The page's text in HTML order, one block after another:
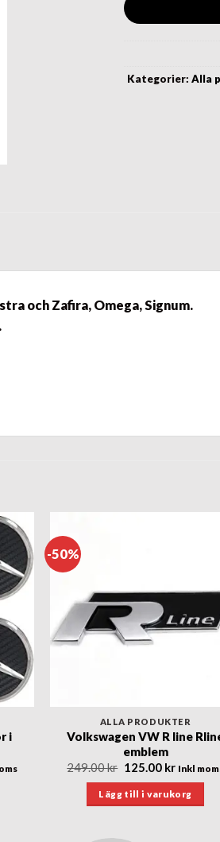
Kategorier:Alla
och Zafira, Omega, Signum.
i
kr.
-50%
ALLA PRODUKTER
Volkswagen VW R line
emblem
249.00kr Det
priset
var:
249.00 kr.
125.00 krDet
är:
125.00
Inkl
Lägg till i varukorg